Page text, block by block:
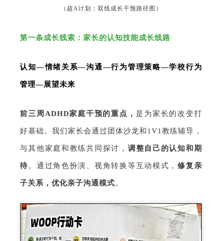
（超A计划：双线成长干预路径 图）
第一条成长线索：家长的认知技能成长线路
认知—情绪关系—沟通—行为管理策略—学校行为
管理—展望未来
前三周 ADHD家庭干预的重点， 是为家长的改变打
好基础。我们家长会通过团体沙龙和1V1教练辅导，
与其他家庭和教练共同探讨， 调整自己的认知和期
待。 通过角色扮演、视角转换等互动模式，修复亲
子关系，优化亲子沟通模式。